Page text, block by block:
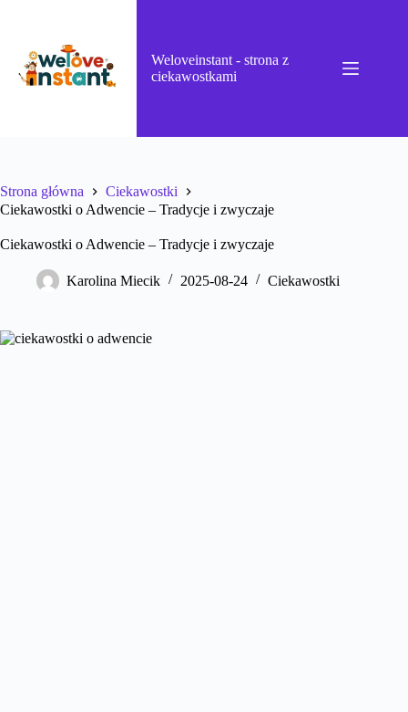
Weloveinstant - strona z
ciekawostkami
Strona główna
Ciekawostki
Ciekawostki o Adwencie – Tradycje i zwyczaje
Ciekawostki o Adwencie – Tradycje i zwyczaje
Karolina Miecik 2025-08-24 Ciekawostki